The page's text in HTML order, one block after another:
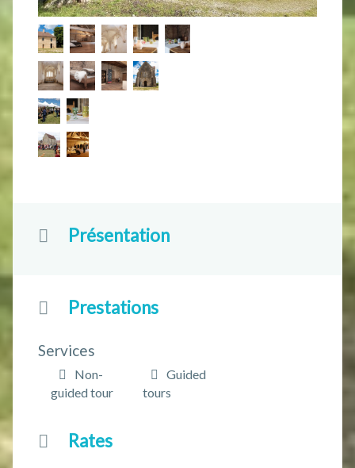
Présentation
Prestations
Services
Non-
guided tour
Guided
tours
Rates